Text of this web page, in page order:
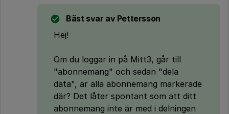
Bäst svar av Pettersson
Hej!
Om du loggar in på Mitt3, går till
"abonnemang" och sedan "dela
data", är alla abonnemang markerade
där? Det låter spontant som att ditt
abonnemang inte är med i delningen